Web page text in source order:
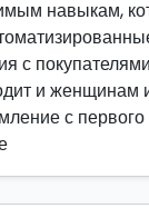
навыкам,
с
и женщинам
с первого